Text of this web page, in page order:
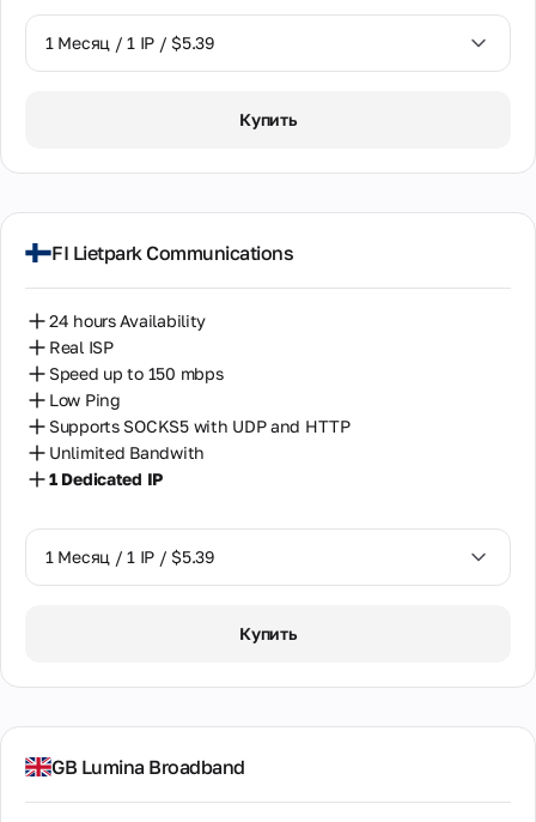
1 Месяц / 1 IP / $5.39
Купить
FI Lietpark Communications
24 hours Availability
Real ISP
Speed up to 150 mbps
Low Ping
Supports SOCKS5 with UDP and HTTP
Unlimited Bandwith
1 Dedicated IP
1 Месяц / 1 IP / $5.39
Купить
GB Lumina Broadband